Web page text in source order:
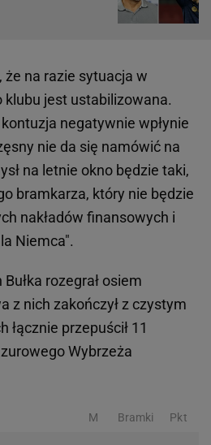
na razie sytuacja w
jest ustabilizowana.
negatywnie wpłynie
nie da się namówić na
na letnie okno będzie taki,
bramkarza, który nie będzie
nakładów finansowych i
Niemca".
rozegrał osiem
z nich zakończył z czystym
łącznie przepuścił 11
Wybrzeża
M Bramki Pkt